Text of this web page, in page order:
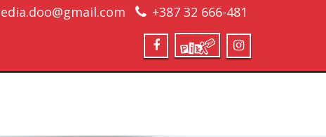
+387 32 666-481